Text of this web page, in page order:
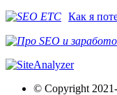
Как я
© Copyright